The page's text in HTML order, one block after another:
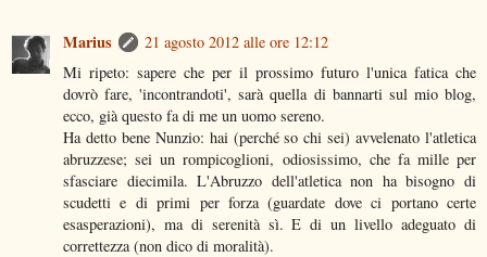
Marius
21 agosto 2012 alle ore 12:12
Mi ripeto: sapere che per il prossimo futuro l'unica fatica che
dovrò fare, 'incontrandoti', sarà quella di bannarti sul mio blog,
ecco, già questo fa di me un uomo sereno.
Ha detto bene Nunzio: hai (perché so chi sei) avvelenato l'atletica
abruzzese; sei un rompicoglioni, odiosissimo, che fa mille per
sfasciare diecimila. L'Abruzzo dell'atletica non ha bisogno di
scudetti e di primi per forza (guardate dove ci portano certe
esasperazioni), ma di serenità sì. E di un livello adeguato di
correttezza (non dico di moralità).